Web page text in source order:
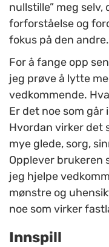
nullstille” meg selv,
forforståelse og
fokus på den andre.
For å fange opp
jeg prøve å lytte
vedkommende.
Er det noe som
Hvordan virker det
mye glede, sorg,
Opplever brukeren
jeg hjelpe
mønstre og
noe som virker
Innspill